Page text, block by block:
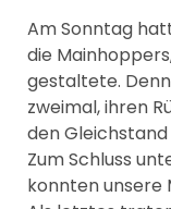
Am Sonntag
die
gestaltete.
zweimal, ihren
den Gleichstand
Zum Schluss
konnten unsere